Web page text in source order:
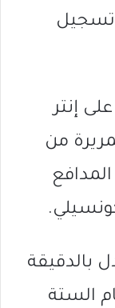
تسجيل
إنتر
تمريرة من
بالدقيقة
الستة